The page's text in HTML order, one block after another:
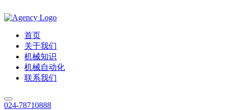
首页
关于我们
机械知识
机械自动化
联系我们
024-78710888